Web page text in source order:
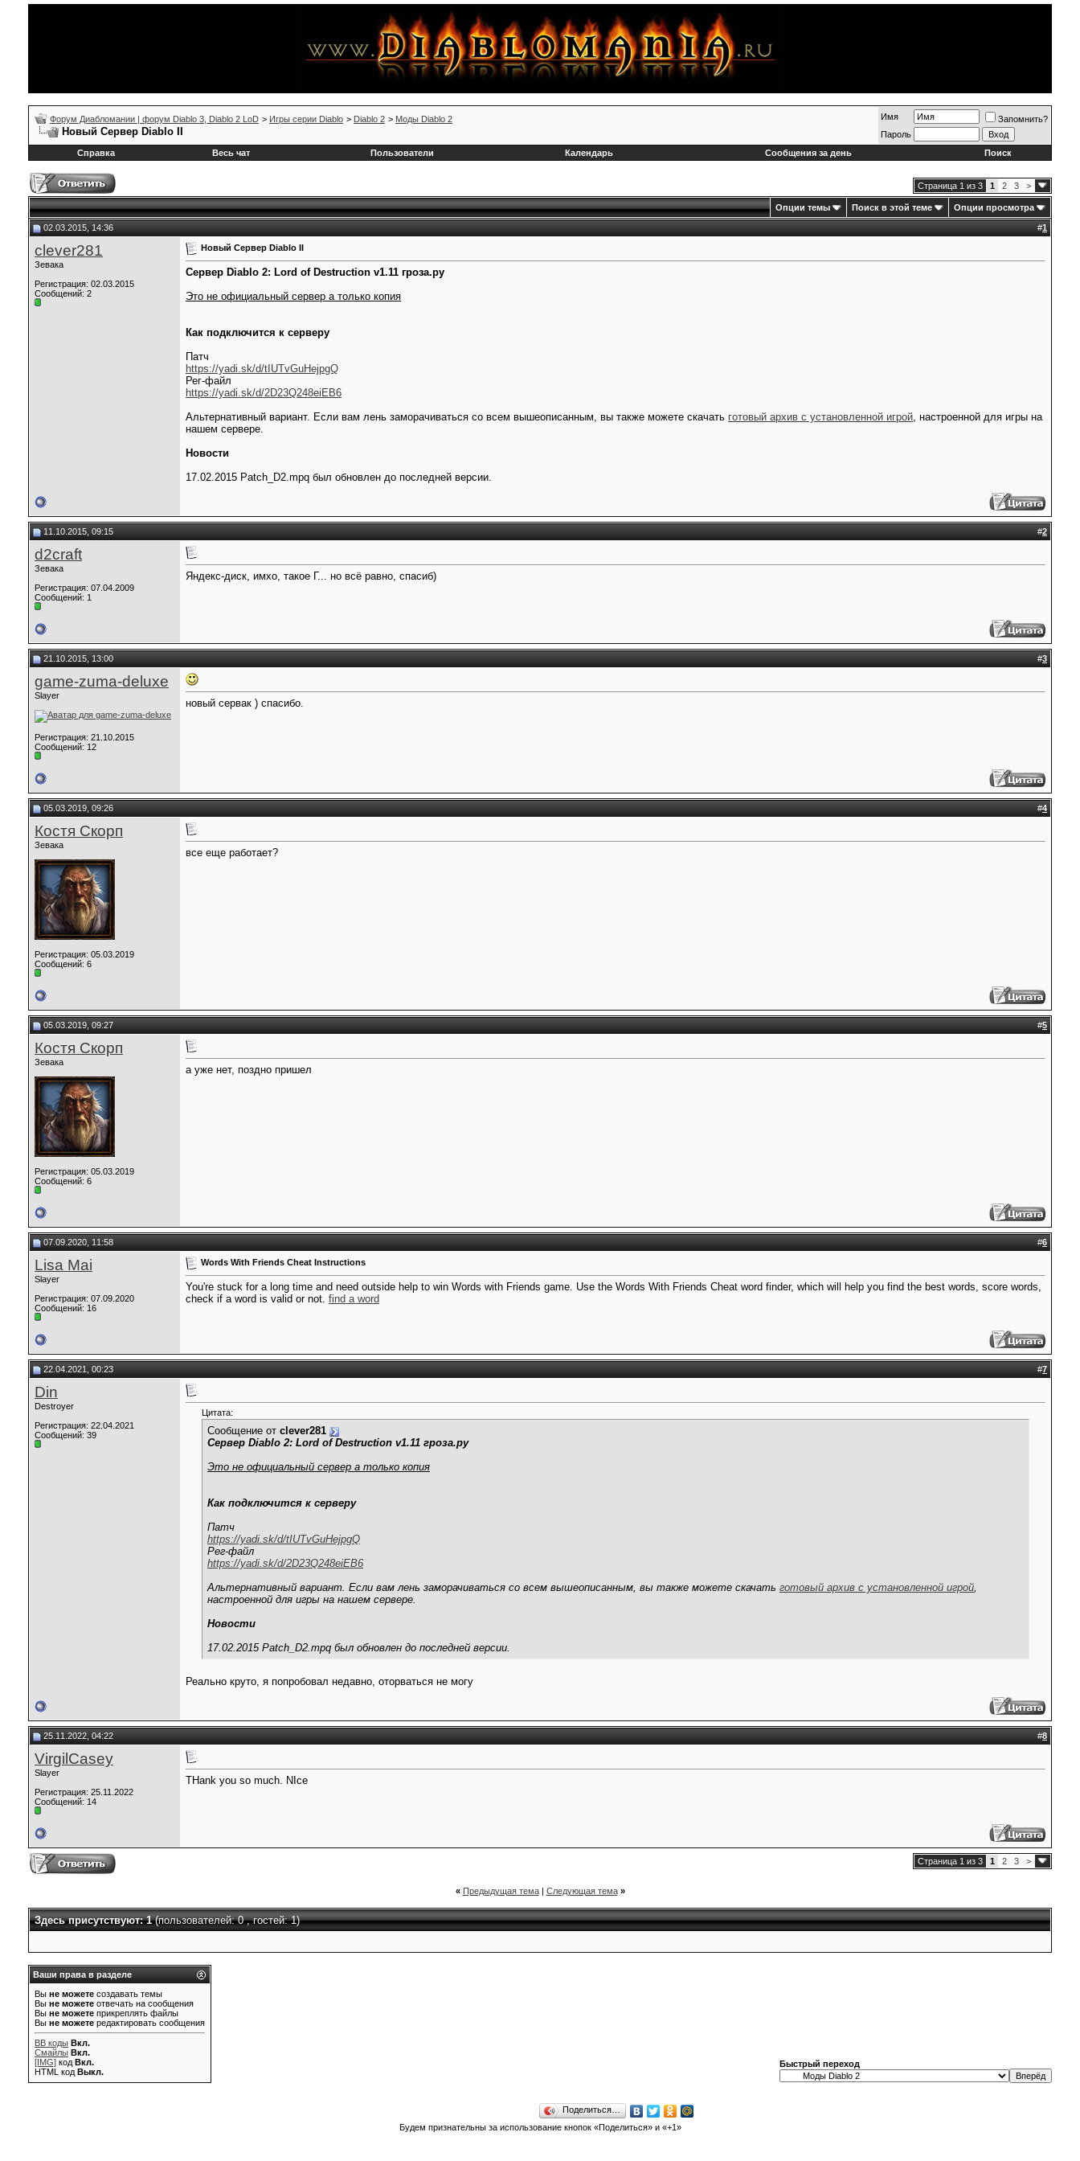
Форум Диабломании | форум Diablo 3, Diablo 2 LoD > Игры серии Diablo > Diablo 2 > Моды Diablo 2
Новый Сервер Diablo II
Имя
Запомнить?
Пароль
Справка
Весь чат Пользователи Календарь Сообщения за день Поиск
Страница 1 из 3 1 2 3 >
Опции темы Поиск в этой теме Опции просмотра
02.03.2015, 14:36 #1
clever281
Зевака
Регистрация: 02.03.2015
Сообщений: 2
Новый Сервер Diablo II
Сервер Diablo 2: Lord of Destruction v1.11 гроза.ру
Это не официальный сервер а только копия
Как подключится к серверу
Патч
https://yadi.sk/d/tIUTvGuHejpgQ
Рег-файл
https://yadi.sk/d/2D23Q248eiEB6
Альтернативный вариант. Если вам лень заморачиваться со всем вышеописанным, вы также можете скачать готовый архив с установленной игрой, настроенной для игры на
нашем сервере.
Новости
17.02.2015 Patch_D2.mpq был обновлен до последней версии.
11.10.2015, 09:15 #2
d2craft
Зевака
Регистрация: 07.04.2009
Сообщений: 1
Яндекс-диск, имхо, такое Г... но всё равно, спасиб)
21.10.2015, 13:00 #3
game-zuma-deluxe
Slayer
Регистрация: 21.10.2015
Сообщений: 12
новый сервак ) спасибо.
05.03.2019, 09:26 #4
Костя Скорп
Зевака
Регистрация: 05.03.2019
Сообщений: 6
все еще работает?
05.03.2019, 09:27 #5
Костя Скорп
Зевака
Регистрация: 05.03.2019
Сообщений: 6
а уже нет, поздно пришел
07.09.2020, 11:58 #6
Lisa Mai
Slayer
Регистрация: 07.09.2020
Сообщений: 16
Words With Friends Cheat Instructions
You're stuck for a long time and need outside help to win Words with Friends game. Use the Words With Friends Cheat word finder, which will help you find the best words, score words,
check if a word is valid or not. find a word
22.04.2021, 00:23 #7
Din
Destroyer
Регистрация: 22.04.2021
Сообщений: 39
Цитата:
Сообщение от clever281
Сервер Diablo 2: Lord of Destruction v1.11 гроза.ру
Это не официальный сервер а только копия
Как подключится к серверу
Патч
https://yadi.sk/d/tIUTvGuHejpgQ
Рег-файл
https://yadi.sk/d/2D23Q248eiEB6
Альтернативный вариант. Если вам лень заморачиваться со всем вышеописанным, вы также можете скачать готовый архив с установленной игрой,
настроенной для игры на нашем сервере.
Новости
17.02.2015 Patch_D2.mpq был обновлен до последней версии.
Реально круто, я попробовал недавно, оторваться не могу
25.11.2022, 04:22 #8
VirgilCasey
Slayer
Регистрация: 25.11.2022
Сообщений: 14
THank you so much. NIce
Страница 1 из 3 1 2 3 >
« Предыдущая тема| Следующая тема »
Здесь присутствуют: 1(пользователей: 0 , гостей: 1)
Ваши права в разделе
Вы не можете создавать темы
Вы не можете отвечать на сообщения
Вы не можете прикреплять файлы
Вы не можете редактировать сообщения
BB коды Вкл.
Смайлы Вкл.
[IMG] код Вкл.
HTML код Выкл.
Быстрый переход
Поделиться…
Будем признательны за использование кнопок «Поделиться» и «+1»